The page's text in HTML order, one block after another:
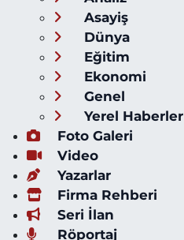
Asayiş
Dünya
Eğitim
Ekonomi
Genel
Yerel Haberler
Foto Galeri
Video
Yazarlar
Firma Rehberi
Seri İlan
Röportaj